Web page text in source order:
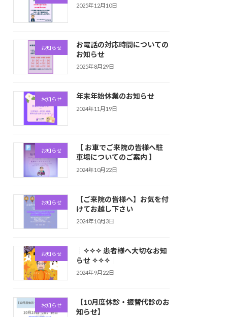
2025年12月10日
お知らせ
お電話の対応時間についての
お知らせ
2025年8月29日
お知らせ 年末年始休業のお知らせ
2024年11月19日
お知らせ
【 お車でご来院の皆様へ駐
車場についてのご案内 】
2024年10月22日
お知らせ
【ご来院の皆様へ】お気を付
けてお越し下さい
2024年10月3日
お知らせ
┊✧✧✧ 患者様へ大切なお知
らせ ✧✧✧┊
2024年9月22日
お知らせ
【10月度休診・振替代診のお
知らせ】